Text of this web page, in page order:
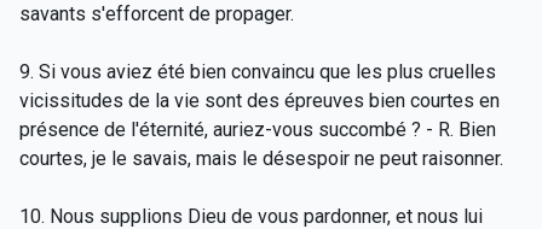
savants s'efforcent de propager.
9. Si vous aviez été bien convaincu que les plus cruelles
vicissitudes de la vie sont des épreuves bien courtes en
présence de l'éternité, auriez-vous succombé ? - R. Bien
courtes, je le savais, mais le désespoir ne peut raisonner.
10. Nous supplions Dieu de vous pardonner, et nous lui